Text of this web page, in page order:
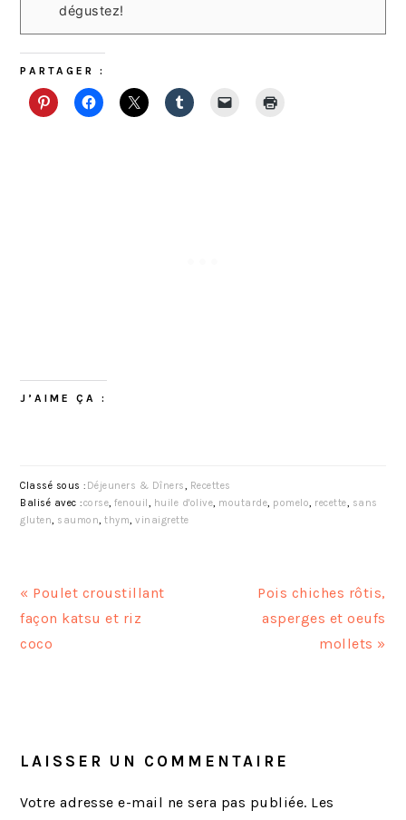
dégustez!
PARTAGER :
J’AIME ÇA :
Classé sous : Déjeuners & Dîners, Recettes
Balisé avec :corse,fenouil, huile d'olive, moutarde, pomelo, recette, sans
gluten, saumon,thym,vinaigrette
A
r
t
p
r
« Poulet croustillant
façon katsu et riz
coco
A
r
s
Pois chiches rôtis,
asperges et oeufs
mollets »
LECTEUR
LAISSER UN COMMENTAIRE
Votre adresse e-mail ne sera pas publiée. Les